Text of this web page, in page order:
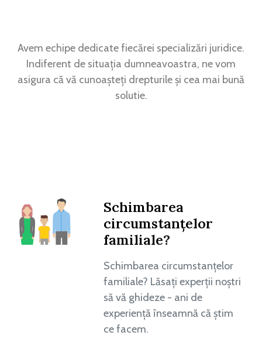
Avem echipe dedicate fiecărei specializări juridice.
Indiferent de situația dumneavoastra, ne vom
asigura că vă cunoașteți drepturile și cea mai bună
solutie.
Schimbarea
circumstanțelor
familiale?
Schimbarea circumstanțelor
familiale? Lăsați experții noștri
să vă ghideze - ani de
experiență înseamnă că știm
ce facem.